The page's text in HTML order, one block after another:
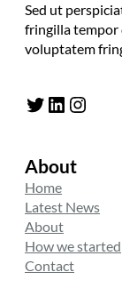
Sed ut
fringilla tempor
voluptatem
Twitter LinkedIn Instagram
About
Home
Latest News
About
How we started
Contact